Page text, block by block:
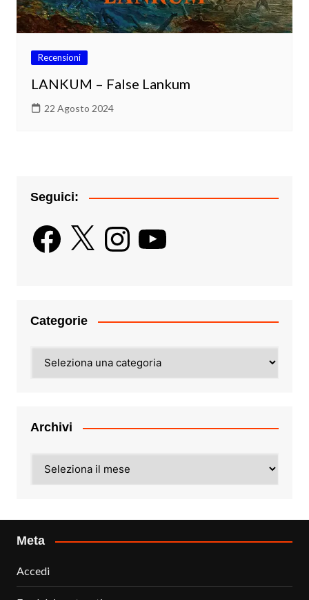
Recensioni
LANKUM – False Lankum
22 Agosto 2024
Seguici:
Facebook
X InstagramYouTube
Categorie
Archivi
Meta
Accedi